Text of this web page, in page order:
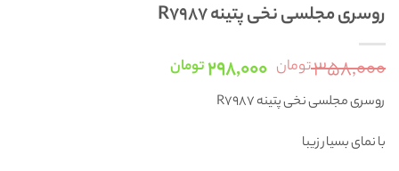
روسری مجلسی نخی پتینه R7987
۳۵۸,۰۰۰تومان قیمت
اصلی:
۲۹۸,۰۰۰تومانقیمت
روسری مجلسی نخی پتینه R7987
با نمای بسیار زیبا